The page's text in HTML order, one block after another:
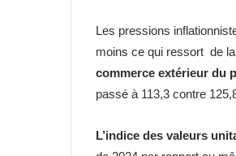
Les pressions
moins ce qui ressort de
commerce extérieur du
passé à 113,3 contre
L’indice des valeurs